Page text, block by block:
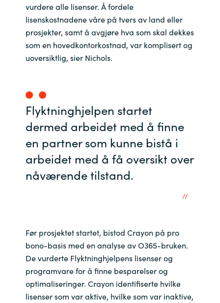
Romania
Serbia
Spain
Sri Lanka
Sweden
United Kingdom
United States
vurdere alle lisenser. Å fordele
lisenskostnadene våre på tvers av land eller
prosjekter, samt å avgjøre hva som skal dekkes
som en hovedkontorkostnad, var komplisert og
uoversiktlig, sier Nichols.
Flyktninghjelpen startet
dermed arbeidet med å finne
en partner som kunne bistå i
arbeidet med å få oversikt over
nåværende tilstand.
Før prosjektet startet, bistod Crayon på pro
bono-basis med en analyse av O365-bruken.
De vurderte Flyktninghjelpens lisenser og
programvare for å finne besparelser og
optimaliseringer. Crayon identifiserte hvilke
lisenser som var aktive, hvilke som var inaktive,